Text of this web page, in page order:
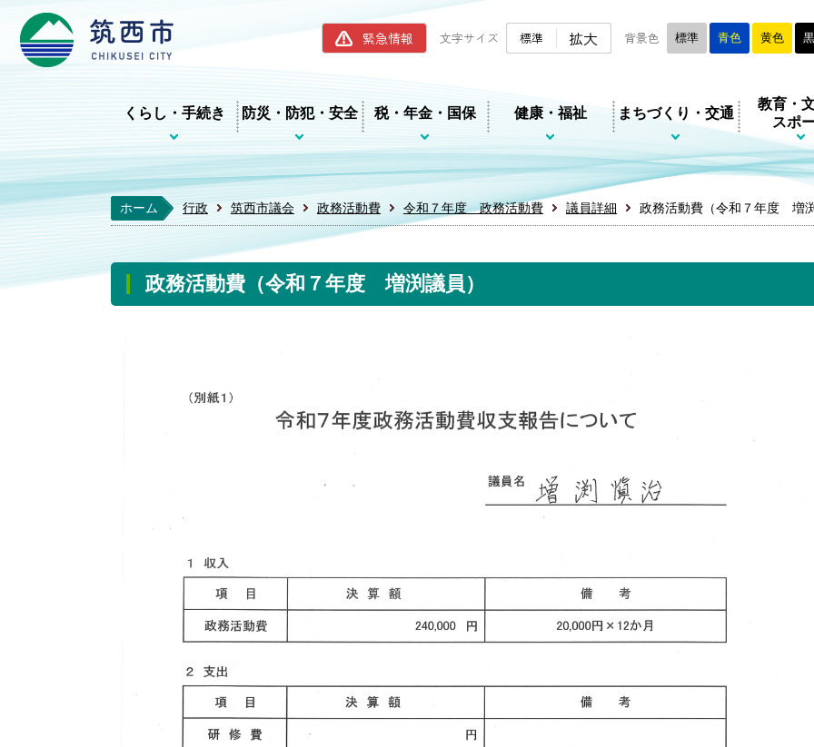
筑西市ホームページ
緊急情報 文字サイズ 標準 拡大 背景色 標準 青色 黄色
くらし・手続き 防災・防犯・安全 税・年金・国保 健康・福祉 まちづくり・交通
教育・
スポ
ホーム 行政 筑西市議会 政務活動費 令和７年度 政務活動費 議員詳細 政務活動費（令和７年度 増
政務活動費（令和７年度 増渕議員）